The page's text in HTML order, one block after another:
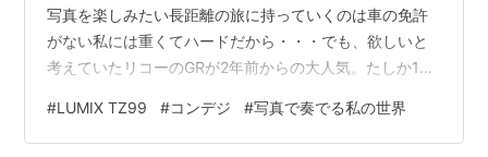
写真を楽しみたい長距離の旅に持っていくのは車の免許
がない私には重くてハードだから・・・でも、欲しいと
考えていたリコーのGRが2年前からの大人気。たしか1年
ら？抽選形式で販売スタート。現在も抽選で当たった方
のみの販売。何度か応募しましたが外れてます。。。当
#LUMIX TZ99 #コンデジ #写真で奏でる私の世界